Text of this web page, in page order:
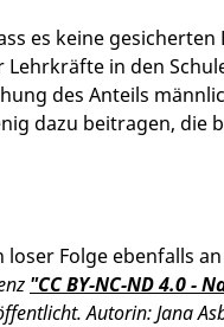
es keine
in den
des Anteils
dazu beitragen, die
Folge ebenfalls an
"CC BY-NC-ND 4.0 -
Autorin: Jana